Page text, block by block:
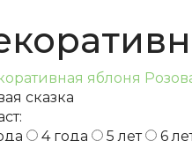
сказка
4 года 5 лет 6